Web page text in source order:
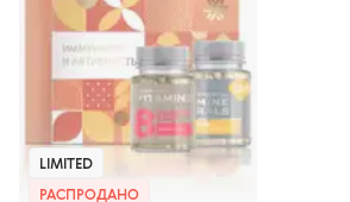
LIMITED
РАСПРОДАНО